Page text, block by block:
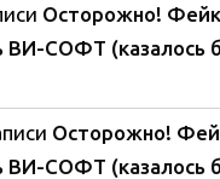
Осторожно!
ВИ-СОФТ (казалось
Осторожно!
ВИ-СОФТ (казалось